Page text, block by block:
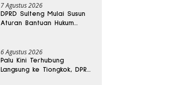
7 Agustus 2026
DPRD Sulteng Mulai Susun
Aturan Bantuan Hukum
6 Agustus 2026
Palu Kini Terhubung
Langsung ke Tiongkok, DPRD